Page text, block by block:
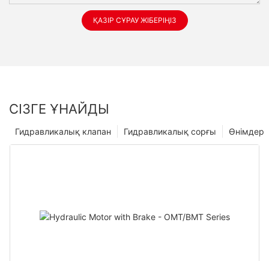
ҚАЗІР СҰРАУ ЖІБЕРІҢІЗ
СІЗГЕ ҰНАЙДЫ
Өнімдер
Гидравликалық сорғы
Гидравликалық клапан